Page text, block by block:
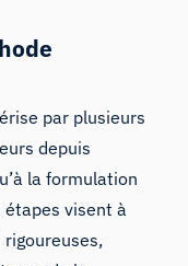
par plusieurs
depuis
la formulation
étapes visent à